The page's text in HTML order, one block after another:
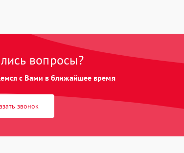
вопросы?
с Вами в ближайшее время
звонок